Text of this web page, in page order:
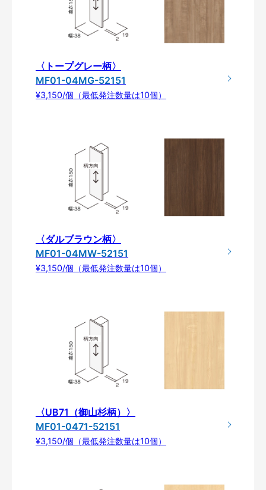
〈トープグレー柄〉
MF01-04MG-52151
¥3,150/個（最低発注数量は10個）
〈ダルブラウン柄〉
MF01-04MW-52151
¥3,150/個（最低発注数量は10個）
〈UB71（御山杉柄）〉
MF01-0471-52151
¥3,150/個（最低発注数量は10個）